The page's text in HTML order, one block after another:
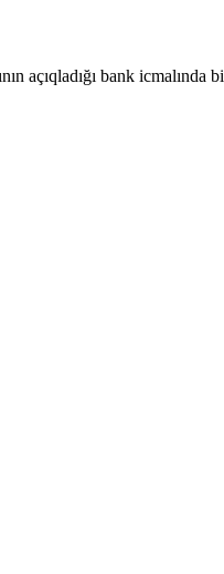
açıqladığı bank